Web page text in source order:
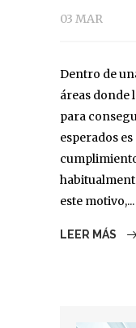
03 MAR
Dentro de
áreas donde
para
esperados
este motivo,...
LEER MÁS